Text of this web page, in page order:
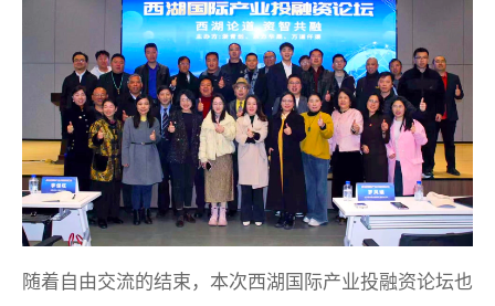
随着自由交流的结束，本次西湖国际产业投融资论坛也